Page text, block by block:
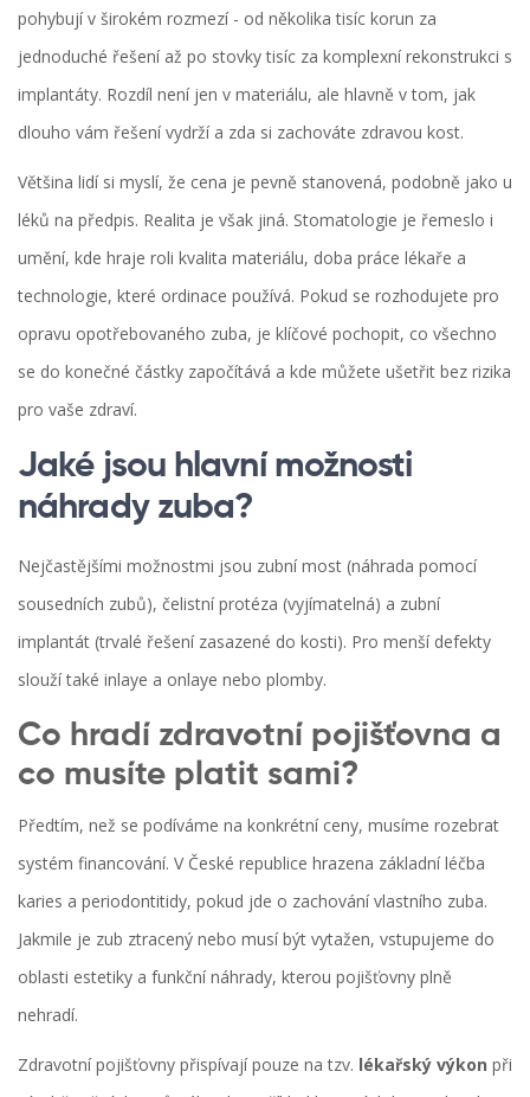
pohybují v širokém rozmezí - od několika tisíc korun za
jednoduché řešení až po stovky tisíc za komplexní rekonstrukci s
implantáty. Rozdíl není jen v materiálu, ale hlavně v tom, jak
dlouho vám řešení vydrží a zda si zachováte zdravou kost.
Většina lidí si myslí, že cena je pevně stanovená, podobně jako u
léků na předpis. Realita je však jiná. Stomatologie je řemeslo i
umění, kde hraje roli kvalita materiálu, doba práce lékaře a
technologie, které ordinace používá. Pokud se rozhodujete pro
opravu opotřebovaného zuba, je klíčové pochopit, co všechno
se do konečné částky započítává a kde můžete ušetřit bez rizika
pro vaše zdraví.
Jaké jsou hlavní možnosti
náhrady zuba?
Nejčastějšími možnostmi jsou zubní most (náhrada pomocí
sousedních zubů), čelistní protéza (vyjímatelná) a zubní
implantát (trvalé řešení zasazené do kosti). Pro menší defekty
slouží také inlaye a onlaye nebo plomby.
Co hradí zdravotní pojišťovna a
co musíte platit sami?
Předtím, než se podíváme na konkrétní ceny, musíme rozebrat
systém financování. V České republice hrazena základní léčba
karies a periodontitidy, pokud jde o zachování vlastního zuba.
Jakmile je zub ztracený nebo musí být vytažen, vstupujeme do
oblasti estetiky a funkční náhrady, kterou pojišťovny plně
nehradí.
Zdravotní pojišťovny přispívají pouze na tzv. lékařský výkon při